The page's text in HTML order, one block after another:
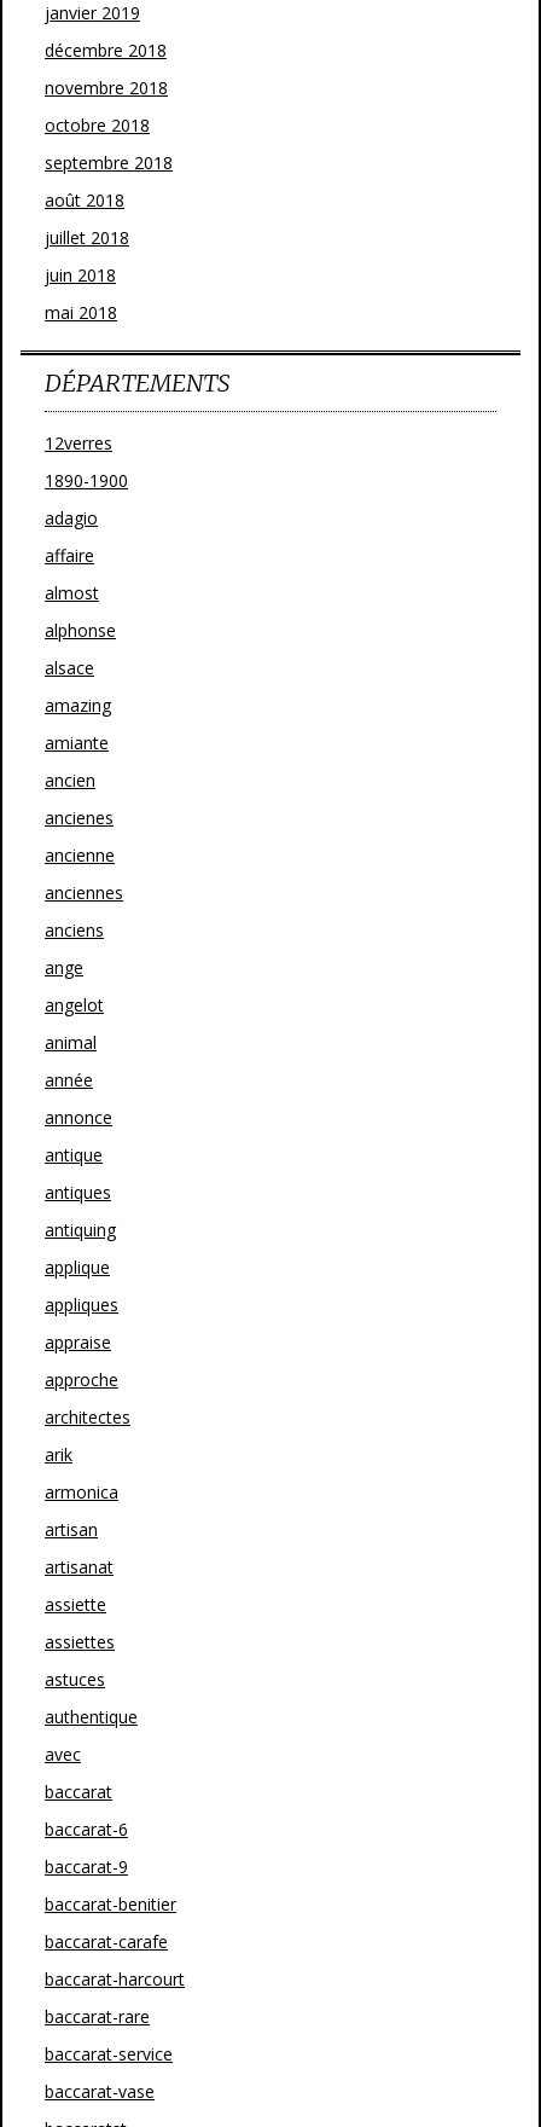
janvier 2019
décembre 2018
novembre 2018
octobre 2018
septembre 2018
août 2018
juillet 2018
juin 2018
mai 2018
DÉPARTEMENTS
12verres
1890-1900
adagio
affaire
almost
alphonse
alsace
amazing
amiante
ancien
ancienes
ancienne
anciennes
anciens
ange
angelot
animal
année
annonce
antique
antiques
antiquing
applique
appliques
appraise
approche
architectes
arik
armonica
artisan
artisanat
assiette
assiettes
astuces
authentique
avec
baccarat
baccarat-6
baccarat-9
baccarat-benitier
baccarat-carafe
baccarat-harcourt
baccarat-rare
baccarat-service
baccarat-vase